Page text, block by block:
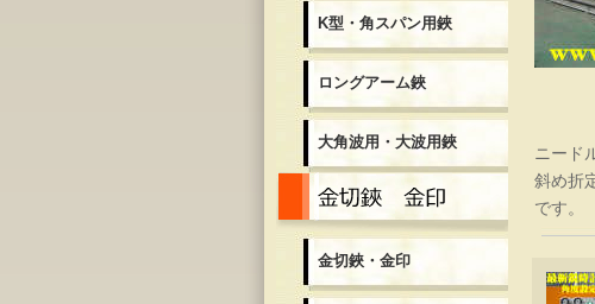
K型・角スパン用鋏
ロングアーム鋏
大角波用・大波用鋏
金切鋏・
金切鋏・金印
ニード
斜め折
です。